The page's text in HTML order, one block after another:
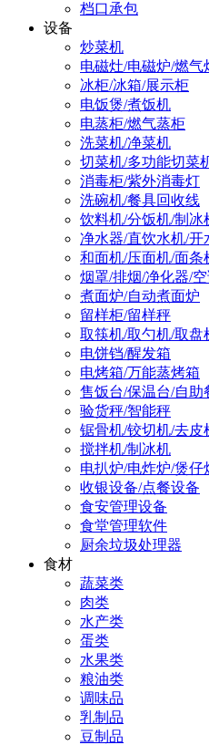
档口承包
设备
炒菜机
电磁灶/电磁炉/燃气
冰柜/冰箱/展示柜
电饭煲/煮饭机
电蒸柜/燃气蒸柜
洗菜机/净菜机
切菜机/多功能切菜
消毒柜/紫外消毒灯
洗碗机/餐具回收线
饮料机/分饭机/制冰
净水器/直饮水机/开
和面机/压面机/面条
烟罩/排烟/净化器/空
煮面炉/自动煮面炉
留样柜/留样秤
取筷机/取勺机/取盘
电饼铛/醒发箱
电烤箱/万能蒸烤箱
售饭台/保温台/自助
验货秤/智能秤
锯骨机/铰切机/去皮
搅拌机/制冰机
电扒炉/电炸炉/煲仔
收银设备/点餐设备
食安管理设备
食堂管理软件
厨余垃圾处理器
食材
蔬菜类
肉类
水产类
蛋类
水果类
粮油类
调味品
乳制品
豆制品